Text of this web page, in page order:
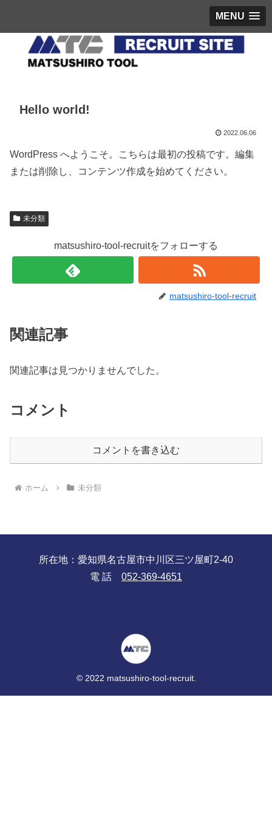
MENU
Hello world!
2022.06.06
WordPress へようこそ。こちらは最初の投稿です。編集
または削除し、コンテンツ作成を始めてください。
未分類
matsushiro-tool-recruitをフォローする
matsushiro-tool-recruit
関連記事
関連記事は見つかりませんでした。
コメント
コメントを書き込む
ホーム 未分類
所在地：愛知県名古屋市中川区三ツ屋町2-40
電 話 052-369-4651
© 2022 matsushiro-tool-recruit.